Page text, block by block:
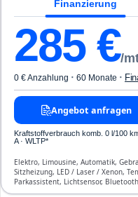
Finanzierung
285€/
0 € Anzahlung · 60 Monate ·
Angebot anfragen
Kraftstoffverbrauch komb. 0 l/100
A · WLTP*
Elektro, Limousine, Automatik,
Sitzheizung, LED / Laser / Xenon,
Parkassistent, Lichtsensor,
Erkennung, ABS, Klimaautomatik,